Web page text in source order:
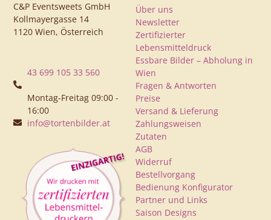
C&P Eventsweets GmbH
Kollmayergasse 14
1120 Wien, Österreich
43 699 105 33 560
Montag-Freitag 09:00 -
16:00
info@tortenbilder.at
Über uns
Newsletter
Zertifizierter
Lebensmitteldruck
Essbare Bilder – Abholung in
Wien
Fragen & Antworten
Preise
Versand & Lieferung
Zahlungsweisen
Zutaten
AGB
Widerruf
Bestellvorgang
Bedienung Konfigurator
Partner und Links
Saison Designs